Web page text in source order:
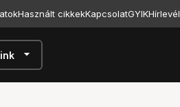
Használt cikkekKapcsolatGYIKHírlevél
arrow_drop_down